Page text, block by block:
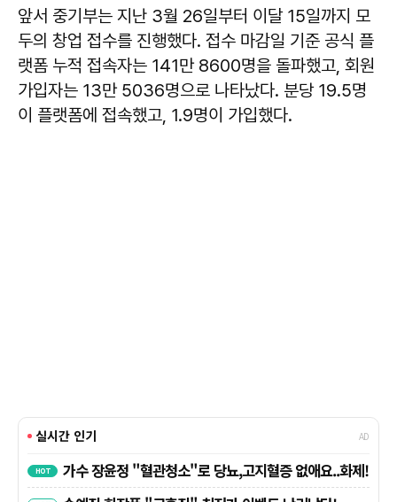
앞서 중기부는 지난 3월 26일부터 이달 15일까지 모
두의 창업 접수를 진행했다. 접수 마감일 기준 공식 플
랫폼 누적 접속자는 141만 8600명을 돌파했고, 회원
가입자는 13만 5036명으로 나타났다. 분당 19.5명
이 플랫폼에 접속했고, 1.9명이 가입했다.